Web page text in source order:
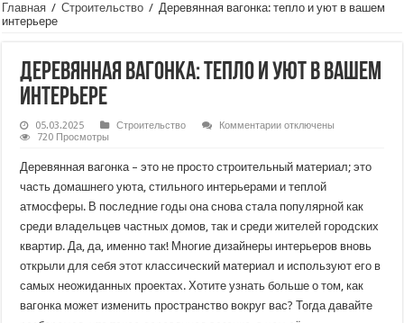
Главная / Строительство / Деревянная вагонка: тепло и уют в вашем
интерьере
Деревянная вагонка: тепло и уют в вашем
интерьере
05.03.2025 Строительство Комментариик
вагонка:
тепло
и
уют
в
интерьере
отключены
720 Просмотры
Деревянная вагонка – это не просто строительный материал; это
часть домашнего уюта, стильного интерьерами и теплой
атмосферы. В последние годы она снова стала популярной как
среди владельцев частных домов, так и среди жителей городских
квартир. Да, да, именно так! Многие дизайнеры интерьеров вновь
открыли для себя этот классический материал и используют его в
самых неожиданных проектах. Хотите узнать больше о том, как
вагонка может изменить пространство вокруг вас? Тогда давайте